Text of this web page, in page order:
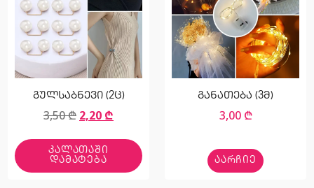
გულსაბნევი (2ც)
3,50₾ 2,20 ₾
ᲙᲐᲚᲐᲗᲐᲨᲘ
ᲓᲐᲛᲐᲢᲔᲑᲐ
განათება (3მ)
3,00 ₾
ᲐᲐᲠᲩᲘᲔ